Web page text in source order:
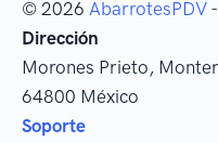
© 2026 AbarrotesPDV -
Dirección
Morones Prieto,
64800 México
Soporte